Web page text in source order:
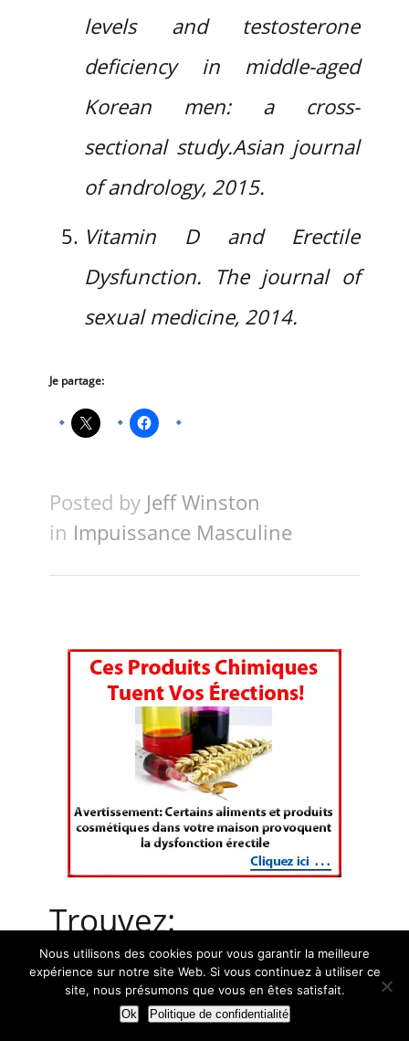
levels and testosterone
deficiency in middle-aged
Korean men: a cross-
sectional study.Asian journal
of andrology, 2015.
Vitamin D and Erectile
Dysfunction. The journal of
sexual medicine, 2014.
Je partage:
Posted by Jeff Winston
in Impuissance Masculine
Trouvez:
Nous utilisons des cookies pour vous garantir la meilleure
expérience sur notre site Web. Si vous continuez à utiliser ce
site, nous présumons que vous en êtes satisfait.
Ok Politique de confidentialité